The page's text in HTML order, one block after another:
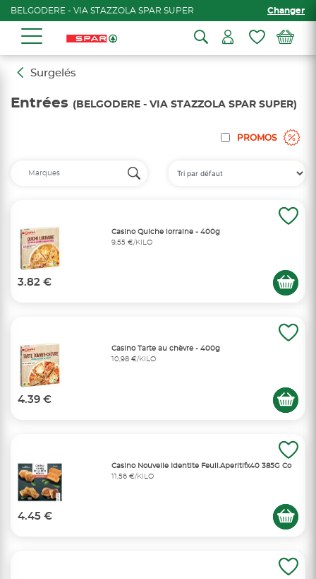
BELGODERE - VIA STAZZOLA SPAR SUPER Changer
Surgelés
Entrées (BELGODERE - VIA STAZZOLA SPAR SUPER)
PROMOS
Casino Quiche lorraine - 400g
9,55 €/KILO
3.82 €
Casino Tarte au chèvre - 400g
10,98 €/KILO
4.39 €
Casino Nouvelle Identite Feuil.Aperitifx40 385G Co
11,56 €/KILO
4.45 €